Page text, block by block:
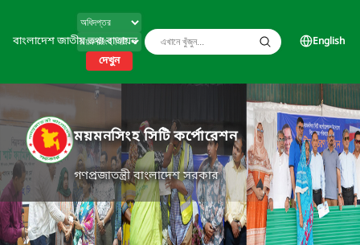
বাংলাদেশ জাতীয় তথ্য বাতায়ন
দেখুন
English
ময়মনসিংহ সিটি কর্পোরেশন
গণপ্রজাতন্ত্রী বাংলাদেশ সরকার